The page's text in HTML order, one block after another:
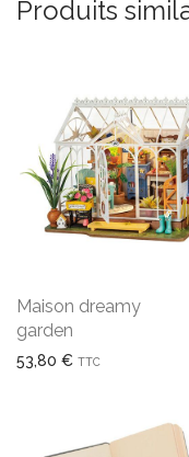
Produits
Maison dreamy
garden
53,80 € TTC